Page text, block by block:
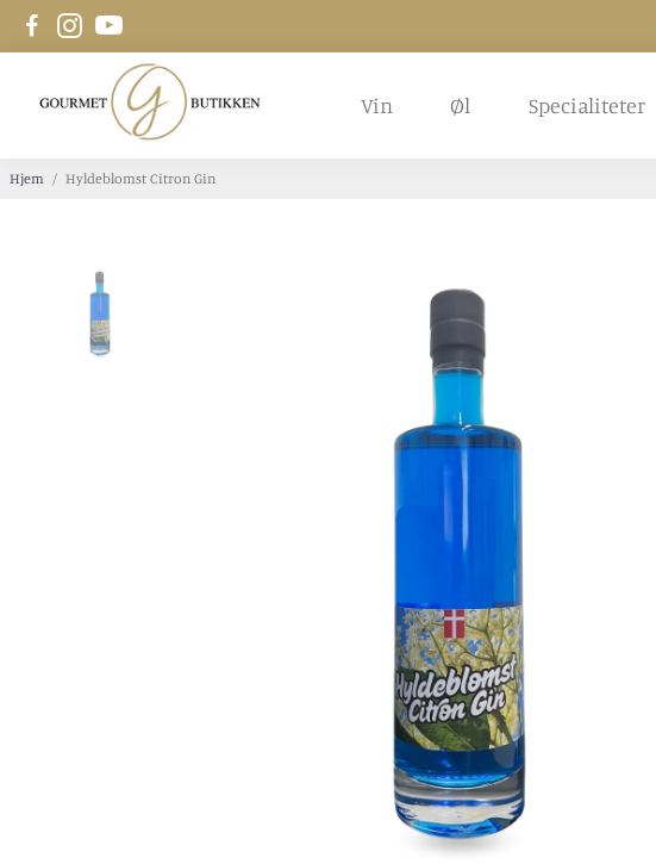
Vin Øl Specialiteter
Hjem / Hyldeblomst Citron Gin